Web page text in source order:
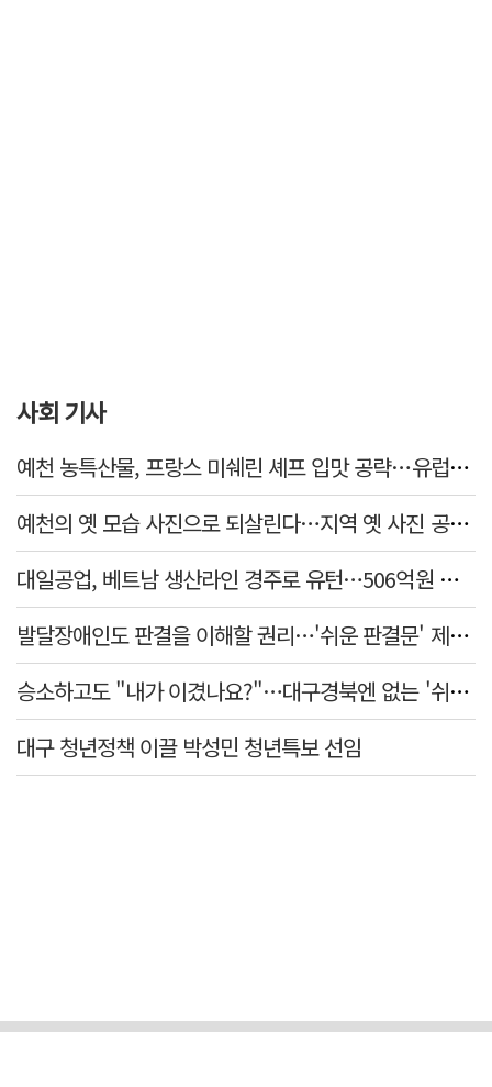
사회 기사
예천 농특산물, 프랑스 미쉐린 셰프 입맛 공략…유럽시장 진출 모색
예천의 옛 모습 사진으로 되살린다…지역 옛 사진 공모전 45점 선정
대일공업, 베트남 생산라인 경주로 유턴…506억원 투자
발달장애인도 판결을 이해할 권리…'쉬운 판결문' 제도화 과제
승소하고도 "내가 이겼나요?"…대구경북엔 없는 '쉬운 판결문'
대구 청년정책 이끌 박성민 청년특보 선임